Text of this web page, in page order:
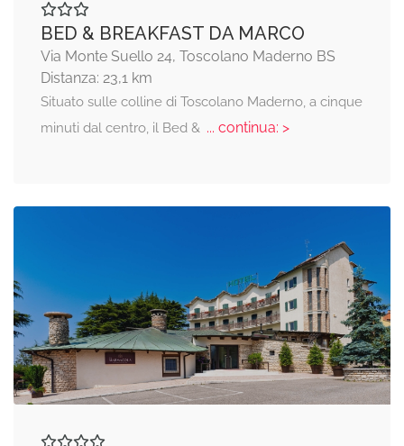
BED & BREAKFAST DA MARCO
Via Monte Suello 24, Toscolano Maderno BS
Distanza: 23,1 km
Situato sulle colline di Toscolano Maderno, a cinque
minuti dal centro, il Bed &... continua: >